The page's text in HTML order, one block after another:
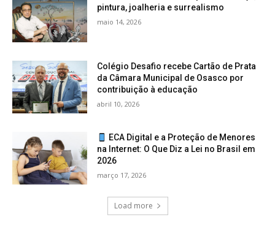
pintura, joalheria e surrealismo
maio 14, 2026
Colégio Desafio recebe Cartão de Prata
da Câmara Municipal de Osasco por
contribuição à educação
abril 10, 2026
ECA Digital e a Proteção de Menores
na Internet: O Que Diz a Lei no Brasil em
2026
março 17, 2026
Load more